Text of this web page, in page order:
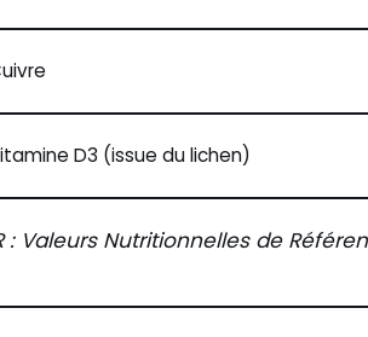
D3 (issue du lichen)
: Valeurs Nutritionnelles de